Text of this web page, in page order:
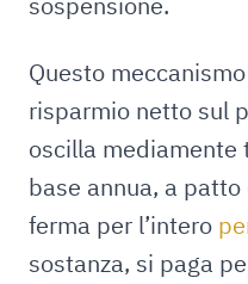
Questo
risparmio netto sul
oscilla
base annua, a
ferma per l’intero
sostanza, si paga